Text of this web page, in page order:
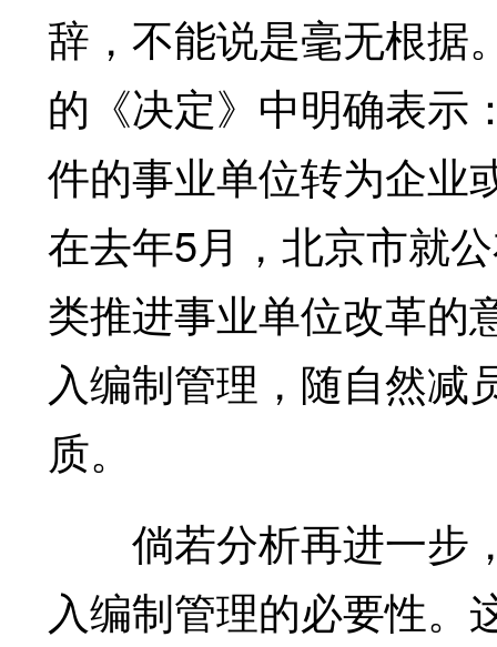
辞，不能说是毫无根据
的《决定》中明确表示
件的事业单位转为企业
在去年5月，北京市就
类推进事业单位改革的
入编制管理，随自然减
质。
倘若分析再进一步
入编制管理的必要性。